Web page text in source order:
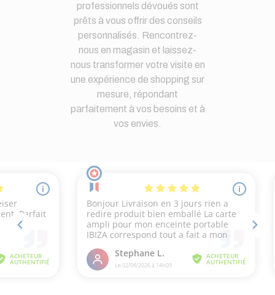
professionnels dévoués sont
prêts à vous offrir des conseils
personnalisés. Rencontrez-
nous en magasin et laissez-
nous transformer votre visite en
une expérience de shopping sur
mesure, répondant
parfaitement à vos besoins et à
vos envies.